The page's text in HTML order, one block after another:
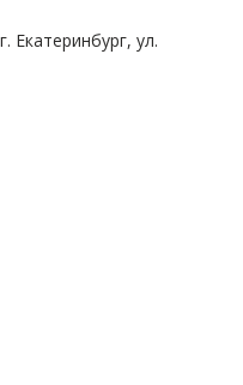
Екатеринбург, ул.